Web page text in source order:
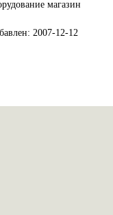
магазин
2007-12-12